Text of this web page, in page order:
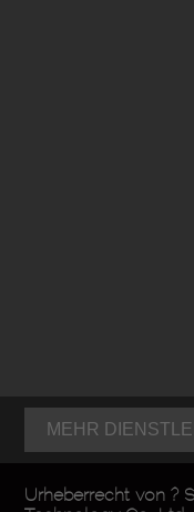
MEHR
Urheberrecht von ?